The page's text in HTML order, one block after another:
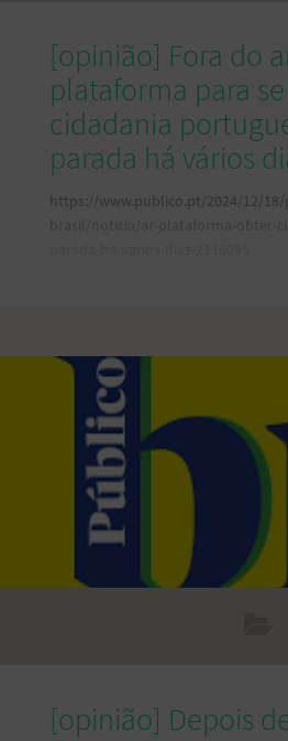
[opinião] Fora do
plataforma para
cidadania
parada há vários
https://www.publico.pt/2024/12/
brasil/noticia/ar-plataforma-obter-
[opinião] Depois